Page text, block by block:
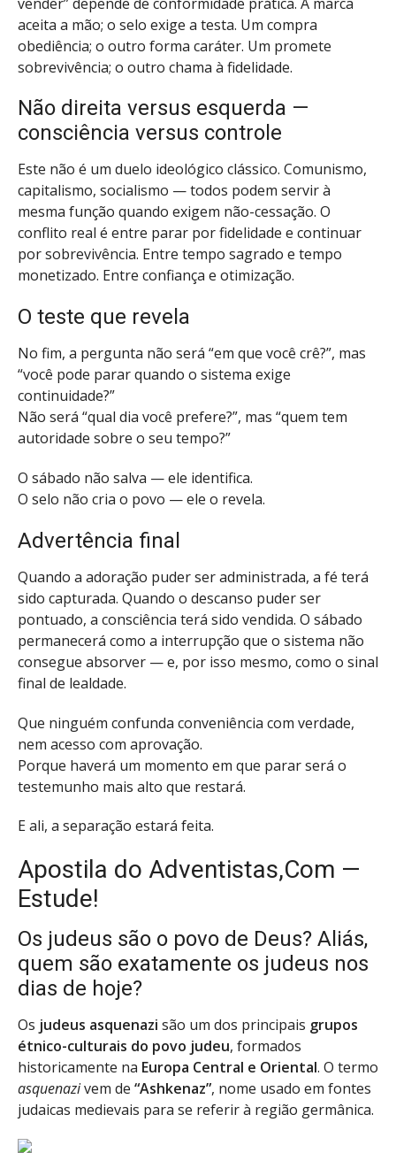
aceita a mão; o selo exige a testa. Um compra
obediência; o outro forma caráter. Um promete
sobrevivência; o outro chama à fidelidade.
Não direita versus esquerda —
consciência versus controle
Este não é um duelo ideológico clássico. Comunismo,
capitalismo, socialismo — todos podem servir à
mesma função quando exigem não-cessação. O
conflito real é entre parar por fidelidade e continuar
por sobrevivência. Entre tempo sagrado e tempo
monetizado. Entre confiança e otimização.
O teste que revela
No fim, a pergunta não será “em que você crê?”, mas
“você pode parar quando o sistema exige
continuidade?”
Não será “qual dia você prefere?”, mas “quem tem
autoridade sobre o seu tempo?”
O sábado não salva — ele identifica.
O selo não cria o povo — ele o revela.
Advertência final
Quando a adoração puder ser administrada, a fé terá
sido capturada. Quando o descanso puder ser
pontuado, a consciência terá sido vendida. O sábado
permanecerá como a interrupção que o sistema não
consegue absorver — e, por isso mesmo, como o sinal
final de lealdade.
Que ninguém confunda conveniência com verdade,
nem acesso com aprovação.
Porque haverá um momento em que parar será o
testemunho mais alto que restará.
E ali, a separação estará feita.
Apostila do Adventistas,Com —
Estude!
Os judeus são o povo de Deus? Aliás,
quem são exatamente os judeus nos
dias de hoje?
Os judeus asquenazi são um dos principais grupos
étnico-culturais do povo judeu, formados
historicamente na Europa Central e Oriental. O termo
asquenazivem de “Ashkenaz”, nome usado em fontes
judaicas medievais para se referir à região germânica.